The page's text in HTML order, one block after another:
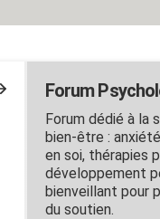
Forum
Forum dédié à la
bien-être :
en soi, thérapies
développement
bienveillant pour
du soutien.